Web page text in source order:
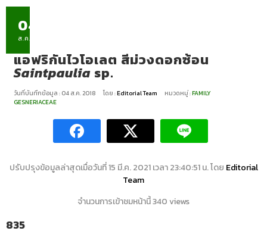
04
ส.ค.
แอฟริกันไวโอเลต สีม่วงดอกซ้อน
Saintpauliasp.
วันที่บันทึกข้อมูล : 04 ส.ค. 2018 โดย :Editorial Team หมวดหมู่ :FAMILY
GESNERIACEAE
ปรับปรุงข้อมูลล่าสุดเมื่อวันที่ 15 มี.ค. 2021 เวลา 23:40:51 น. โดย Editorial
Team
จำนวนการเข้าชมหน้านี้ 340 views
835